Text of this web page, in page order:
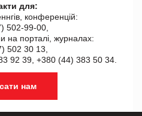
для:
конференцій:
502-99-00,
на порталі, журналах:
502 30 13,
92 39, +380 (44) 383 50 34.
нам